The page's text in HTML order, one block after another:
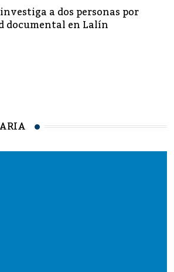
a dos personas por
documental en Lalín